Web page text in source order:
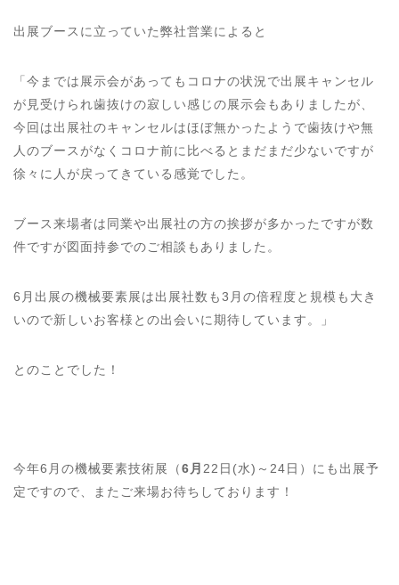
出展ブースに立っていた弊社営業によると
「今までは展示会があってもコロナの状況で出展キャンセル
が見受けられ歯抜けの寂しい感じの展示会もありましたが、
今回は出展社のキャンセルはほぼ無かったようで歯抜けや無
人のブースがなくコロナ前に比べるとまだまだ少ないですが
徐々に人が戻ってきている感覚でした。
ブース来場者は同業や出展社の方の挨拶が多かったですが数
件ですが図面持参でのご相談もありました。
6月出展の機械要素展は出展社数も3月の倍程度と規模も大き
いので新しいお客様との出会いに期待しています。」
とのことでした！
今年6月の機械要素技術展（6月 22日(水)～24日）にも出展予
定ですので、またご来場お待ちしております！